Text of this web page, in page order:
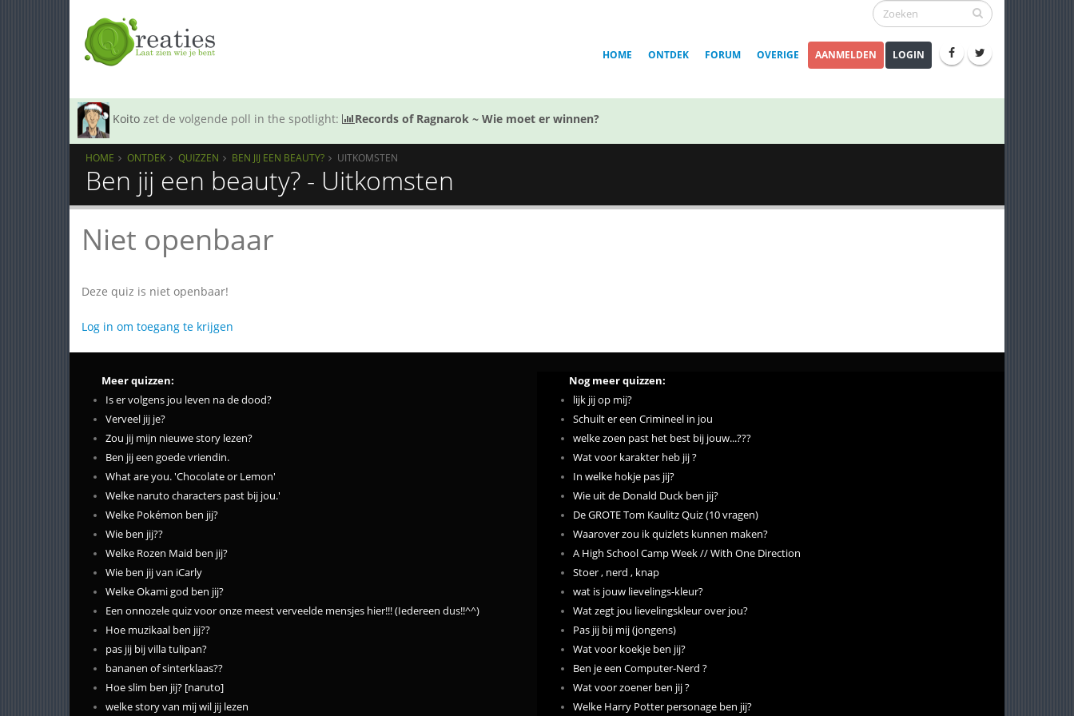
HOME ONTDEK FORUM OVERIGE AANMELDEN LOGIN
Koito zet de volgende poll in the spotlight: Records of Ragnarok ~ Wie moet er winnen?
HOME ONTDEK QUIZZEN BEN JIJ EEN BEAUTY? UITKOMSTEN
Ben jij een beauty? - Uitkomsten
Niet openbaar
Deze quiz is niet openbaar!
Log in om toegang te krijgen
Meer quizzen:
Is er volgens jou leven na de dood?
Verveel jij je?
Zou jij mijn nieuwe story lezen?
Ben jij een goede vriendin.
What are you. 'Chocolate or Lemon'
Welke naruto characters past bij jou.'
Welke Pokémon ben jij?
Wie ben jij??
Welke Rozen Maid ben jij?
Wie ben jij van iCarly
Welke Okami god ben jij?
Een onnozele quiz voor onze meest verveelde mensjes hier!!! (Iedereen dus!!^^)
Hoe muzikaal ben jij??
pas jij bij villa tulipan?
bananen of sinterklaas??
Hoe slim ben jij? [naruto]
welke story van mij wil jij lezen
Nog meer quizzen:
lijk jij op mij?
Schuilt er een Crimineel in jou
welke zoen past het best bij jouw...???
Wat voor karakter heb jij ?
In welke hokje pas jij?
Wie uit de Donald Duck ben jij?
De GROTE Tom Kaulitz Quiz (10 vragen)
Waarover zou ik quizlets kunnen maken?
A High School Camp Week // With One Direction
Stoer , nerd , knap
wat is jouw lievelings-kleur?
Wat zegt jou lievelingskleur over jou?
Pas jij bij mij (jongens)
Wat voor koekje ben jij?
Ben je een Computer-Nerd ?
Wat voor zoener ben jij ?
Welke Harry Potter personage ben jij?